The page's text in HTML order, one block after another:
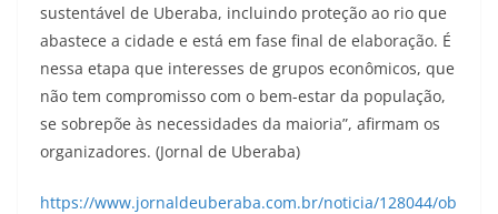
sustentável de Uberaba, incluindo proteção ao rio que
abastece a cidade e está em fase final de elaboração. É
nessa etapa que interesses de grupos econômicos, que
não tem compromisso com o bem-estar da população,
se sobrepõe às necessidades da maioria”, afirmam os
organizadores. (Jornal de Uberaba)
https://www.jornaldeuberaba.com.br/noticia/128044/ob